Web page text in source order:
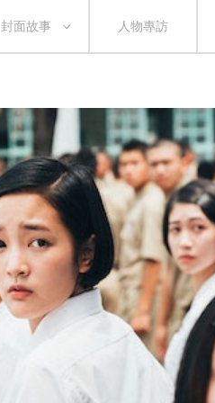
封面故事 人物專訪